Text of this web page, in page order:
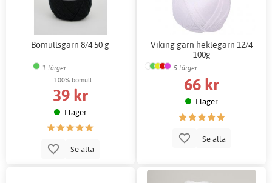
Bomullsgarn 8/4 50 g
1 färger
100% bomull
39 kr
I lager
Se alla
Viking garn heklegarn 12/4
100g
5 färger
66 kr
I lager
Se alla